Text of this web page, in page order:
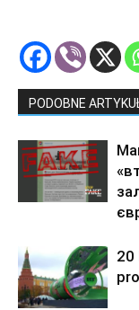
PODOBNE
20